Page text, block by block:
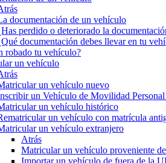
documentación de un vehículo
perdido o deteriorado la
documentación debes llevar en tu
robado tu vehículo?
un vehículo
un vehículo nuevo
un Vehículo de Movilidad
un vehículo histórico
un vehículo con matrícula
un vehículo extranjero
Atrás
Matricular un vehículo proveniente